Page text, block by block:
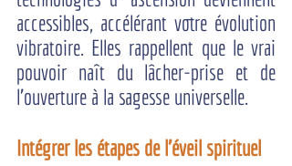
accessibles, accélérant votre évolution
vibratoire. Elles rappellent que le vrai
pouvoir naît du lâcher-prise et de
l’ouverture à la sagesse universelle.
Intégrer les étapes de l'éveil spirituel